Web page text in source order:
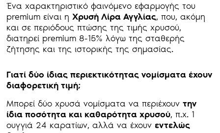
Ένα χαρακτηριστικό φαινόμενο εφαρμογής του
premium είναι ηΧρυσή Λίρα Αγγλίας, που, ακόμη
και σε περιόδους πτώσης της τιμής χρυσού,
διατηρεί premium 8-15% λόγω της σταθερής
ζήτησης και της ιστορικής της σημασίας.
Γιατί δύο ίδιας περιεκτικότητας νομίσματα έχουν
διαφορετική τιμή;
Μπορεί δύο χρυσά νομίσματα να περιέχουντην
ίδια ποσότητα και καθαρότητα χρυσού, π.χ. 1
ουγγιά 24 καρατίων, αλλά να έχουνεντελώς